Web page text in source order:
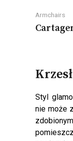
Armchairs
Styl
nie może